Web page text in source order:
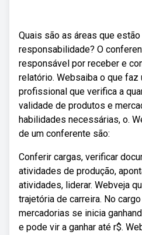
Quais são as áreas que
responsabilidade? O
responsável por receber e
relatório. Websaiba o que faz
profissional que verifica a
validade de produtos e
habilidades necessárias, o.
de um conferente são:
Conferir cargas, verificar
atividades de produção,
atividades, liderar. Webveja
trajetória de carreira. No
mercadorias se inicia
e pode vir a ganhar até r$.